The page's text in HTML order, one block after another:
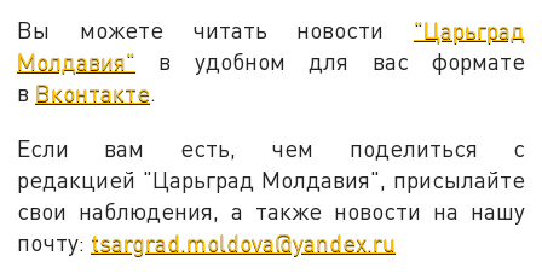
Вы можете читать новости "Царьград
Молдавия" в удобном для вас формате
в Вконтакте.
Если вам есть, чем поделиться с
редакцией "Царьград Молдавия", присылайте
свои наблюдения, а также новости на нашу
почту: tsargrad.moldova@yandex.ru